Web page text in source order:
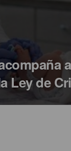
Ley de